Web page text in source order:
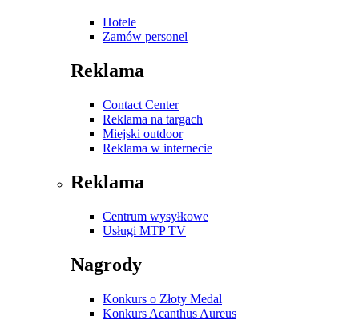
Hotele
Zamów personel
Reklama
Contact Center
Reklama na targach
Miejski outdoor
Reklama w internecie
Reklama
Centrum wysyłkowe
Usługi MTP TV
Nagrody
Konkurs o Złoty Medal
Konkurs Acanthus Aureus